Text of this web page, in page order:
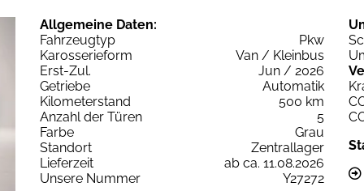
Allgemeine Daten:
Fahrzeugtyp
Pkw
Karosserieform
Van / Kleinbus
Erst-Zul.
Jun / 2026
Getriebe
Automatik
Kilometerstand
500 km
Anzahl der Türen
5
Farbe
Grau
Standort
Zentrallager
Lieferzeit
ab ca. 11.08.2026
Unsere Nummer
Y27272